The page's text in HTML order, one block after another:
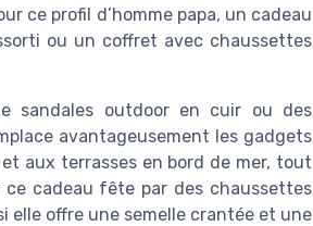
ce profil d’homme papa, un cadeau
ou un coffret avec chaussettes
sandales outdoor en cuir ou des
avantageusement les gadgets
aux terrasses en bord de mer, tout
cadeau fête par des chaussettes
elle offre une semelle crantée et une